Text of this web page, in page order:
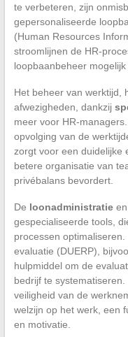
te verbeteren, zijn
gepersonaliseerde
(Human Resources
stroomlijnen de HR-
loopbaanbeheer mogelijk
Het beheer van werktijd,
afwezigheden, dankzij
meer voor HR-
opvolging van de
zorgt voor een duidelijke
betere organisatie van
privébalans bevordert.
De loonadministratieen
gespecialiseerde tools,
processen
evaluatie (DUERP),
hulpmiddel om de
bedrijf te
veiligheid van de
welzijn op het werk, een
en motivatie.